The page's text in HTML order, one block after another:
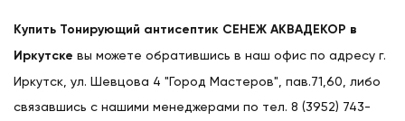
Купить Тонирующий антисептик СЕНЕЖ АКВАДЕКОР в
Иркутске вы можете обратившись в наш офис по адресу г.
Иркутск, ул. Шевцова 4 "Город Мастеров", пав.71,60, либо
связавшись с нашими менеджерами по тел. 8 (3952) 743-